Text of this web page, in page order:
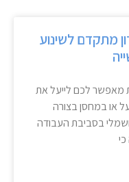
מתקדם לשינוע
מאפשר לכם לייעל את
או במחסן בצורה
בסביבת העבודה